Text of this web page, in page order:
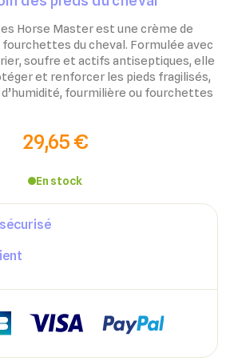
Horse Master est une crème de
du cheval. Formulée avec
soufre et actifs antiseptiques, elle
et renforcer les pieds fragilisés,
fourmilière ou fourchettes
29,65 €
En stock